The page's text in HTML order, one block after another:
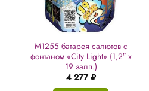
M1255 батарея салютов с
фонтаном «City Light» (1,2″ х
19 залп.)
4 277 ₽